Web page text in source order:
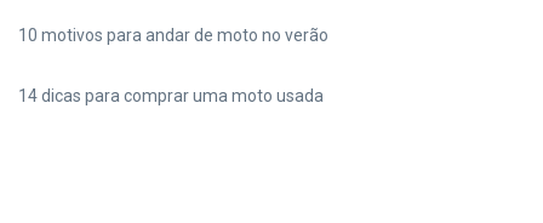
10 motivos para andar de moto no verão
14 dicas para comprar uma moto usada